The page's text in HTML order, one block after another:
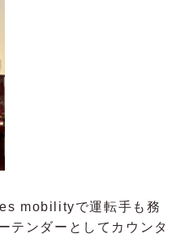
mobilityで運転手も務
テンダーとしてカウンタ